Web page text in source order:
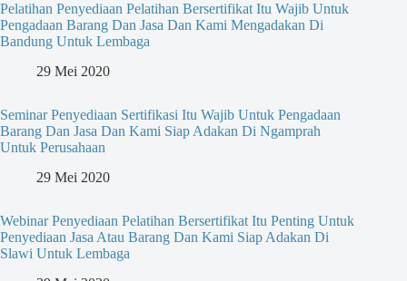
Pelatihan Penyediaan Pelatihan Bersertifikat Itu Wajib Untuk
Pengadaan Barang Dan Jasa Dan Kami Mengadakan Di
Bandung Untuk Lembaga
29 Mei 2020
Seminar Penyediaan Sertifikasi Itu Wajib Untuk Pengadaan
Barang Dan Jasa Dan Kami Siap Adakan Di Ngamprah
Untuk Perusahaan
29 Mei 2020
Webinar Penyediaan Pelatihan Bersertifikat Itu Penting Untuk
Penyediaan Jasa Atau Barang Dan Kami Siap Adakan Di
Slawi Untuk Lembaga